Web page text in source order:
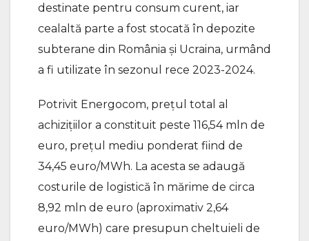
destinate pentru consum curent, iar
cealaltă parte a fost stocată în depozite
subterane din România și Ucraina, urmând
a fi utilizate în sezonul rece 2023-2024.
Potrivit Energocom, prețul total al
achizițiilor a constituit peste 116,54 mln de
euro, prețul mediu ponderat fiind de
34,45 euro/MWh. La acesta se adaugă
costurile de logistică în mărime de circa
8,92 mln de euro (aproximativ 2,64
euro/MWh) care presupun cheltuieli de